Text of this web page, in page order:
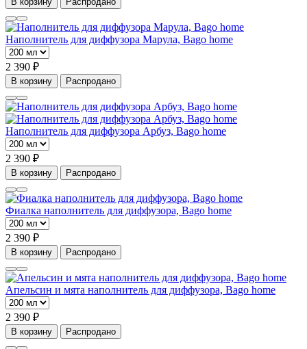
Наполнитель для диффузора Марула, Bago home
2 390 ₽
В корзину Распродано
Наполнитель для диффузора Арбуз, Bago home
2 390 ₽
В корзину Распродано
Фиалка наполнитель для диффузора, Bago home
2 390 ₽
В корзину Распродано
Апельсин и мята наполнитель для диффузора, Bago home
2 390 ₽
В корзину Распродано